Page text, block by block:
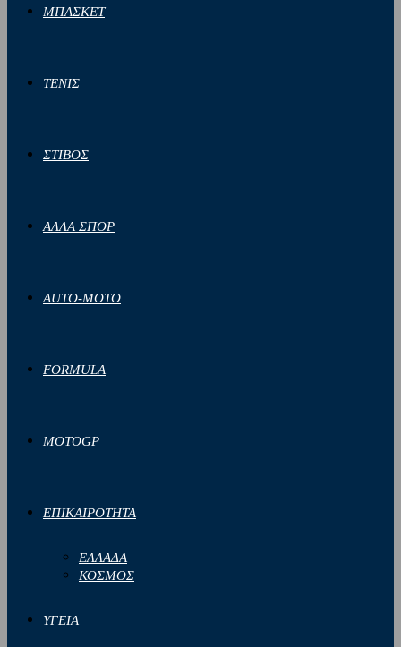
ΜΠΑΣΚΕΤ
ΤΕΝΙΣ
ΣΤΙΒΟΣ
ΑΛΛΑ ΣΠΟΡ
AUTO-MOTO
FORMULA
MOTOGP
ΕΠΙΚΑΙΡΟΤΗΤΑ
ΕΛΛΑΔΑ
ΚΟΣΜΟΣ
ΥΓΕΙΑ